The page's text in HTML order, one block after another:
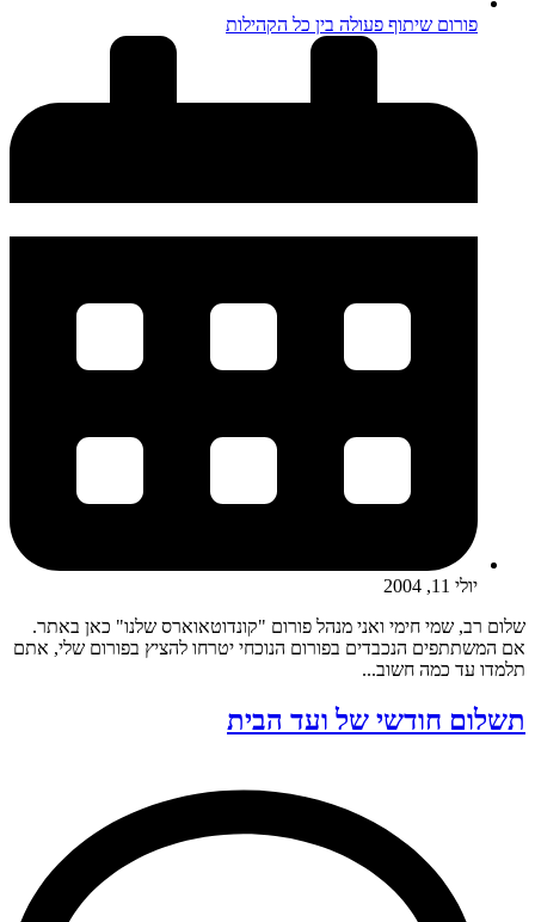
פורום שיתוף פעולה בין כל הקהילות
יולי 11, 2004
שלום רב, שמי חימי ואני מנהל פורום "קונדוטאוארס שלנו" כאן באתר.
אם המשתתפים הנכבדים בפורום הנוכחי יטרחו להציץ בפורום שלי, אתם
תלמדו עד כמה חשוב...
תשלום חודשי של ועד הבית